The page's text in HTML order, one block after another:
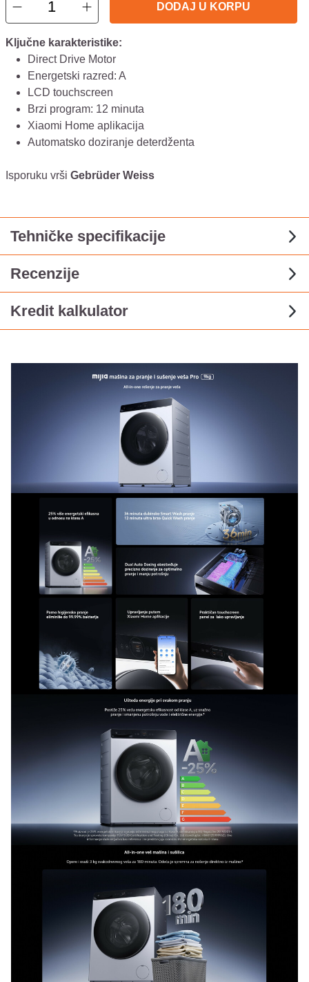
DODAJ U KORPU
Ključne karakteristike:
Direct Drive Motor
Energetski razred: A
LCD touchscreen
Brzi program: 12 minuta
Xiaomi Home aplikacija
Automatsko doziranje deterdženta
Isporuku vrši Gebrüder Weiss
Tehničke specifikacije
Recenzije
Kredit kalkulator